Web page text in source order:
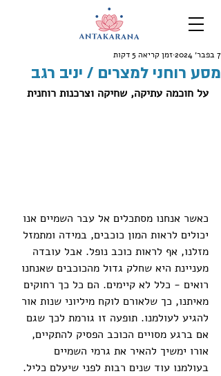
מסע רוחני למצרים / יניב רגב
7 בפבר׳ 2024 זמן קריאה 5 דקות
על חוכמה עתיקה, שחיקה וצרכנות רוחנית
כאשר אנחנו מסתכלים אל עבר השמיים אנו
יכולים לראות המון כוכבים, במידה ומתמזל
מזלנו, אף לראות כוכב נופל. אבל עובדה
מעניינת היא שחלק גדול מהכוכבים שאנחנו
רואים - כלל לא קיימים. הם כל כך רחוקים
מאיתנו, כך שלאורם לוקח מיליוני שנות אור
להגיע לעולמנו. תופעה זו גורמת לכך שגם
אם ברגע מסויים הכוכב הפסיק להתקיים,
אורו ימשיך להאיר את גרמי השמיים
בעולמנו עוד שנים רבות לפני שיעלם כליל.